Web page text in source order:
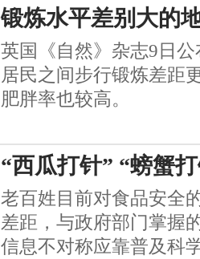
锻炼水平差别大的
英国《自然》杂志9日
居民之间步行锻炼差距
肥胖率也较高。
“西瓜打针” “螃蟹
老百姓目前对食品安全
差距，与政府部门掌握
信息不对称应靠普及科